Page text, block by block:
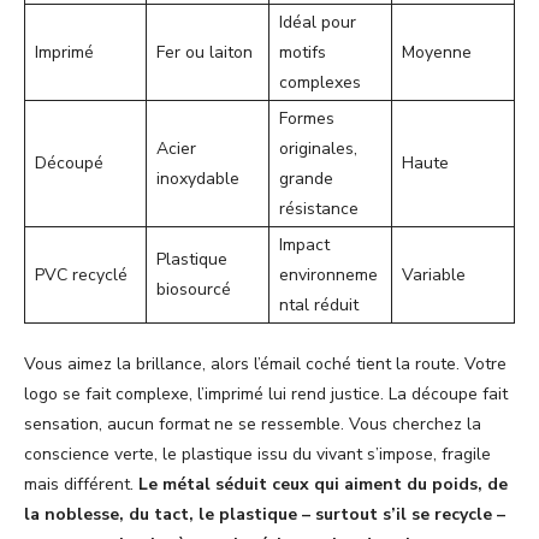
Imprimé Fer ou laiton
Idéal pour
motifs
complexes
Moyenne
Découpé
Acier
inoxydable
Formes
originales,
grande
résistance
Haute
PVC recyclé
Plastique
biosourcé
Impact
environneme
ntal réduit
Variable
Vous aimez la brillance, alors l’émail coché tient la route. Votre
logo se fait complexe, l’imprimé lui rend justice. La découpe fait
sensation, aucun format ne se ressemble. Vous cherchez la
conscience verte, le plastique issu du vivant s’impose, fragile
mais différent. Le métal séduit ceux qui aiment du poids, de
la noblesse, du tact, le plastique – surtout s’il se recycle –